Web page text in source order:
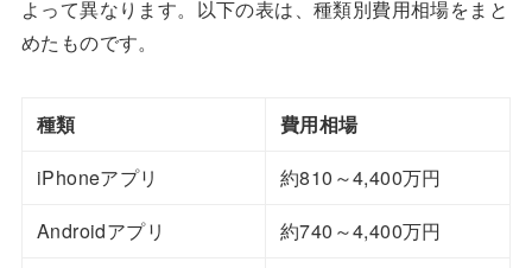
よって異なります。以下の表は、種類別費用相場をまと
めたものです。
種類
費用相場
iPhoneアプリ
約810～4,400万円
Androidアプリ
約740～4,400万円